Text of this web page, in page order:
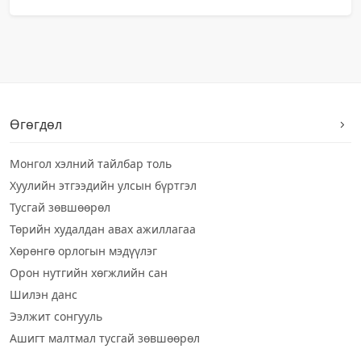
Өгөгдөл
Монгол хэлний тайлбар толь
Хуулийн этгээдийн улсын бүртгэл
Тусгай зөвшөөрөл
Төрийн худалдан авах ажиллагаа
Хөрөнгө орлогын мэдүүлэг
Орон нутгийн хөгжлийн сан
Шилэн данс
Ээлжит сонгууль
Ашигт малтмал тусгай зөвшөөрөл